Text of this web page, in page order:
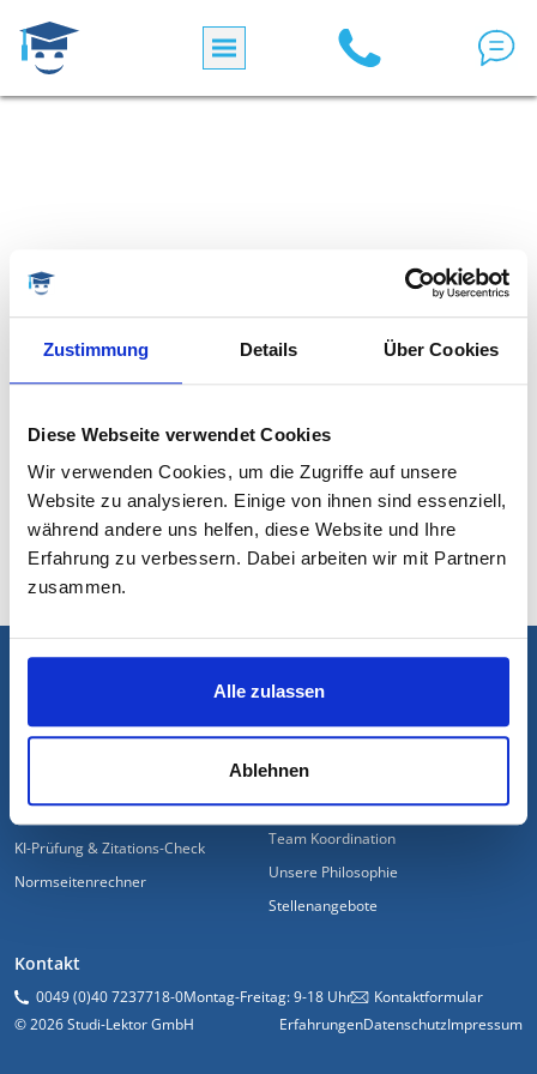
Zustimmung Details Über Cookies
Diese Webseite verwendet Cookies
Wir verwenden Cookies, um die Zugriffe auf unsere
Website zu analysieren. Einige von ihnen sind essenziell,
während andere uns helfen, diese Website und Ihre
Erfahrung zu verbessern. Dabei arbeiten wir mit Partnern
zusammen.
Alle zulassen
Ablehnen
Coaching & Hilfe
KI-Prüfung & Zitations-Check
Normseitenrechner
Kontakt
0049 (0)40 7237718-0Montag-Freitag: 9-18 Uhr Kontaktformular
Unsere Experten
Über uns
Team Koordination
Unsere Philosophie
Stellenangebote
© 2026 Studi-Lektor GmbH ErfahrungenDatenschutzImpressum